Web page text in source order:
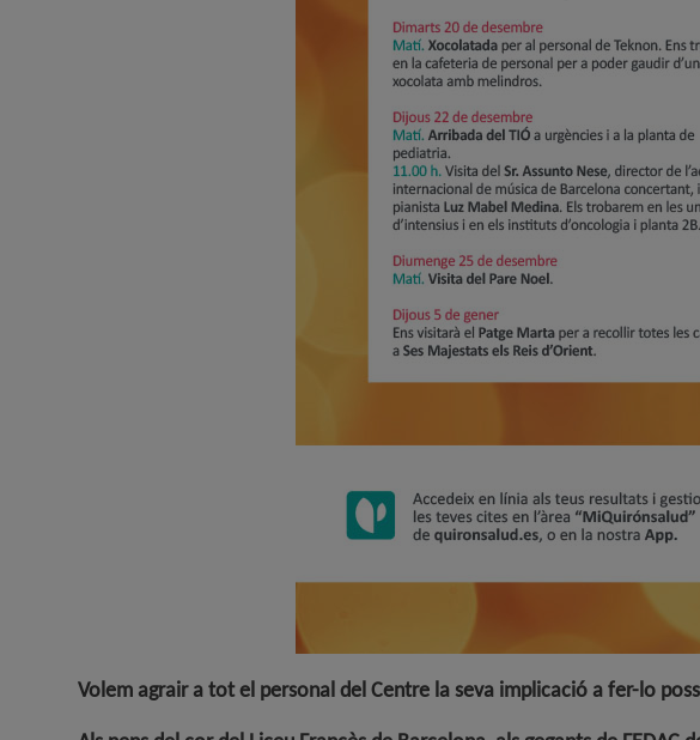
Volem agrair a tot el personal del Centre la seva implicació a fer-lo